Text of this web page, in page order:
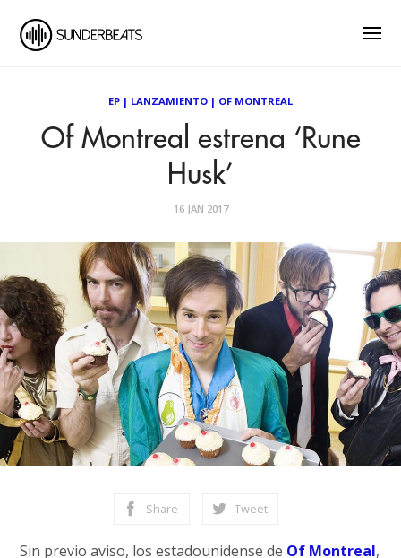
EP | LANZAMIENTO | OF MONTREAL
Of Montreal estrena ‘Rune
Husk’
16 JAN 2017
Share Tweet
Sin previo aviso, los estadounidense de Of Montreal,